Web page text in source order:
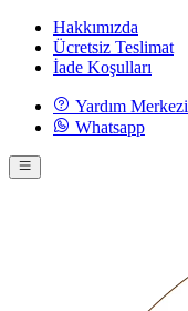
Hakkımızda
Ücretsiz Teslimat
İade Koşulları
Yardım Merkezi
Whatsapp